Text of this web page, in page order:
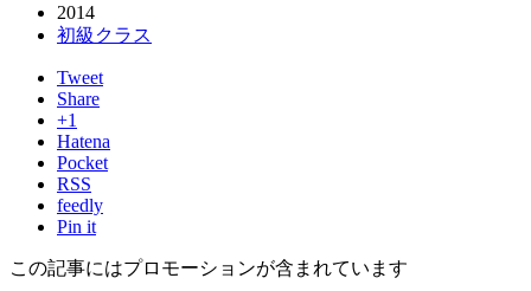
2014
初級クラス
Tweet
Share
+1
Hatena
Pocket
RSS
feedly
Pin it
この記事にはプロモーションが含まれています